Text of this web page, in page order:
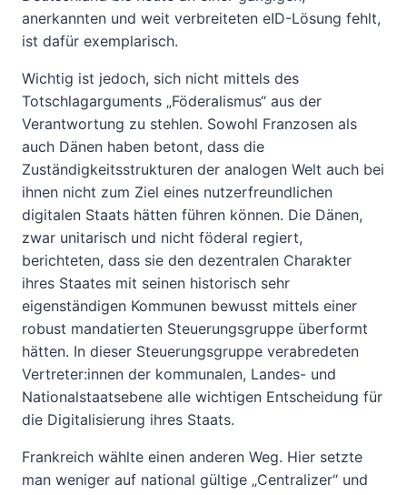
anerkannten und weit verbreiteten eID-Lösung fehlt,
ist dafür exemplarisch.
Wichtig ist jedoch, sich nicht mittels des
Totschlagarguments „Föderalismus“ aus der
Verantwortung zu stehlen. Sowohl Franzosen als
auch Dänen haben betont, dass die
Zuständigkeitsstrukturen der analogen Welt auch bei
ihnen nicht zum Ziel eines nutzerfreundlichen
digitalen Staats hätten führen können. Die Dänen,
zwar unitarisch und nicht föderal regiert,
berichteten, dass sie den dezentralen Charakter
ihres Staates mit seinen historisch sehr
eigenständigen Kommunen bewusst mittels einer
robust mandatierten Steuerungsgruppe überformt
hätten. In dieser Steuerungsgruppe verabredeten
Vertreter:innen der kommunalen, Landes- und
Nationalstaatsebene alle wichtigen Entscheidung für
die Digitalisierung ihres Staats.
Frankreich wählte einen anderen Weg. Hier setzte
man weniger auf national gültige „Centralizer“ und